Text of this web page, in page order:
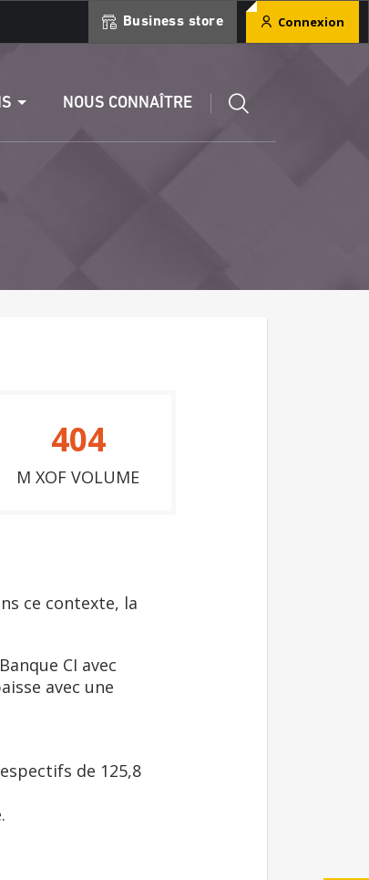
Business store Connexion
NOUS CONNAÎTRE
404
M XOF VOLUME
ce contexte, la
CI avec
avec une
de 125,8